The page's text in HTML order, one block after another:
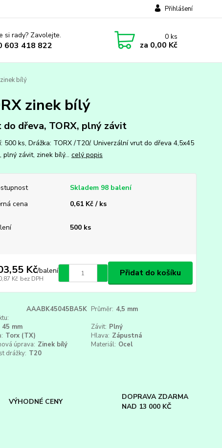
Přihlášení
si rady? Zavolejte.
603 418 822
0ks
za 0,00 Kč
bílý
zinek bílý
do dřeva, TORX, plný závit
500 ks, Drážka: TORX /T20/. Univerzální vrut do dřeva 4,5x45
plný závit, zinek bílý... celý popis
Skladem 98 balení
cena
0,61 Kč / ks
500 ks
Kč/balení
Kč bez DPH
Přidat do košíku
AAABK45045BA5K Průměr: 4,5 mm
45 mm Závit: Plný
Torx (TX) Hlava: Zápustná
úprava: Zinek bílý Materiál: Ocel
drážky: T20
VÝHODNÉ CENY
DOPRAVA ZDARMA
NAD 13 000 KČ